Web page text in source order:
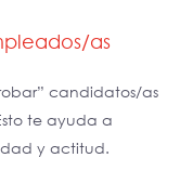
as
candidatos/as
te ayuda a
y actitud.